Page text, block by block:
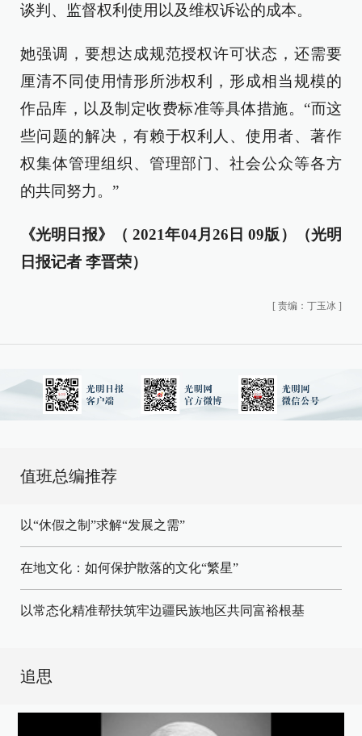
谈判、监督权利使用以及维权诉讼的成本。
她强调，要想达成规范授权许可状态，还需要
厘清不同使用情形所涉权利，形成相当规模的
作品库，以及制定收费标准等具体措施。“而这
些问题的解决，有赖于权利人、使用者、著作
权集体管理组织、管理部门、社会公众等各方
的共同努力。”
《光明日报》（ 2021年04月26日 09版）（光明
日报记者 李晋荣）
[ 责编：丁玉冰 ]
值班总编推荐
以“休假之制”求解“发展之需”
在地文化：如何保护散落的文化“繁星”
以常态化精准帮扶筑牢边疆民族地区共同富裕根基
追思